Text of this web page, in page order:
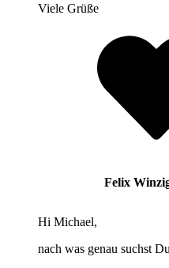
Viele Grüße
Felix
Hi Michael,
nach was genau suchst